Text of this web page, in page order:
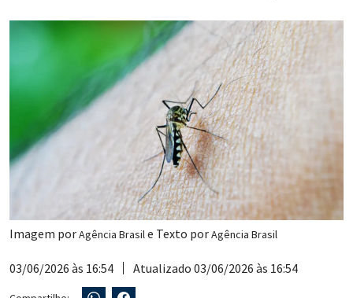
Imagem porAgência Brasile Texto porAgência Brasil
03/06/2026 às 16:54 Atualizado 03/06/2026 às 16:54